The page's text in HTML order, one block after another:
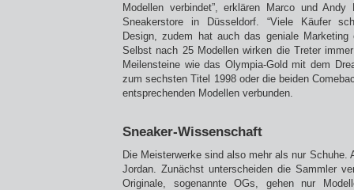
Modellen verbindet”, erklären Marco und Andy
Sneakerstore in Düsseldorf. “Viele Käufer
Design, zudem hat auch das geniale Marketing
Selbst nach 25 Modellen wirken die Treter
Meilensteine wie das Olympia-Gold mit dem
zum sechsten Titel 1998 oder die beiden
entsprechenden Modellen verbunden.
Sneaker-Wissenschaft
Die Meisterwerke sind also mehr als nur Schuhe.
Jordan. Zunächst unterscheiden die Sammler
Originale, sogenannte OGs, gehen nur